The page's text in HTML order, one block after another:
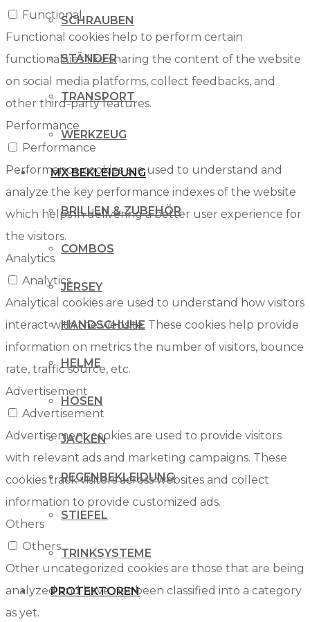
SCHRAUBEN
STÄNDER
TRANSPORT
WERKZEUG
MX BEKLEIDUNG
BRILLEN & ZUBEHÖR
COMBOS
JERSEY
HANDSCHUHE
HELME
HOSEN
JACKEN
REGENBEKLEIDUNG
STIEFEL
TRINKSYSTEME
PROTEKTOREN
Functional
Functional cookies help to perform certain
functionalities like sharing the content of the website
on social media platforms, collect feedbacks, and
other third-party features.
Performance
Performance
Performance cookies are used to understand and
analyze the key performance indexes of the website
which helps in delivering a better user experience for
the visitors.
Analytics
Analytics
Analytical cookies are used to understand how visitors
interact with the website. These cookies help provide
information on metrics the number of visitors, bounce
rate, traffic source, etc.
Advertisement
Advertisement
Advertisement cookies are used to provide visitors
with relevant ads and marketing campaigns. These
cookies track visitors across websites and collect
information to provide customized ads.
Others
Others
Other uncategorized cookies are those that are being
analyzed and have not been classified into a category
as yet.